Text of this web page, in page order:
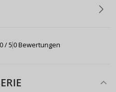
/ 50 Bewertungen